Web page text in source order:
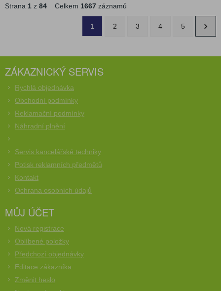
Strana 1 z 84 Celkem 1667 záznamů
1 2 3 4 5
ZÁKAZNICKÝ SERVIS
Rychlá objednávka
Obchodní podmínky
Reklamační podmínky
Náhradní plnění
Servis kancelářské techniky
Potisk reklamních předmětů
Kontakt
Ochrana osobních údajů
MŮJ ÚČET
Nová registrace
Oblíbené položky
Předchozí objednávky
Editace zákazníka
Změnit heslo